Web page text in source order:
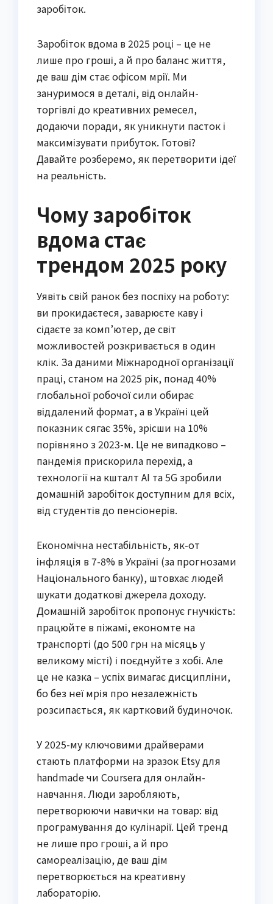
заробіток.
Заробіток вдома в 2025 році – це не
лише про гроші, а й про баланс життя,
де ваш дім стає офісом мрії. Ми
зануримося в деталі, від онлайн-
торгівлі до креативних ремесел,
додаючи поради, як уникнути пасток і
максимізувати прибуток. Готові?
Давайте розберемо, як перетворити ідеї
на реальність.
Чому заробіток
вдома стає
трендом 2025 року
Уявіть свій ранок без поспіху на роботу:
ви прокидаєтеся, заварюєте каву і
сідаєте за комп’ютер, де світ
можливостей розкривається в один
клік. За даними Міжнародної організації
праці, станом на 2025 рік, понад 40%
глобальної робочої сили обирає
віддалений формат, а в Україні цей
показник сягає 35%, зрісши на 10%
порівняно з 2023-м. Це не випадково –
пандемія прискорила перехід, а
технології на кшталт AI та 5G зробили
домашній заробіток доступним для всіх,
від студентів до пенсіонерів.
Економічна нестабільність, як-от
інфляція в 7-8% в Україні (за прогнозами
Національного банку), штовхає людей
шукати додаткові джерела доходу.
Домашній заробіток пропонує гнучкість:
працюйте в піжамі, економте на
транспорті (до 500 грн на місяць у
великому місті) і поєднуйте з хобі. Але
це не казка – успіх вимагає дисципліни,
бо без неї мрія про незалежність
розсипається, як картковий будиночок.
У 2025-му ключовими драйверами
стають платформи на зразок Etsy для
handmade чи Coursera для онлайн-
навчання. Люди заробляють,
перетворюючи навички на товар: від
програмування до кулінарії. Цей тренд
не лише про гроші, а й про
самореалізацію, де ваш дім
перетворюється на креативну
лабораторію.